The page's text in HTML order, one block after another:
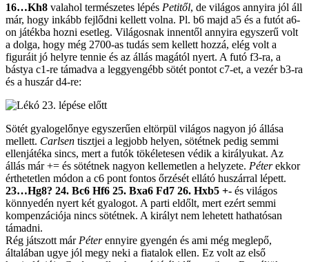
16…Kh8 valahol természetes lépés Petitől, de világos annyira jól áll
már, hogy inkább fejlődni kellett volna. Pl. b6 majd a5 és a futót a6-
on játékba hozni esetleg. Világosnak innentől annyira egyszerű volt
a dolga, hogy még 2700-as tudás sem kellett hozzá, elég volt a
figuráit jó helyre tennie és az állás magától nyert. A futó f3-ra, a
bástya c1-re támadva a leggyengébb sötét pontot c7-et, a vezér b3-ra
és a huszár d4-re:
Sötét gyalogelőnye egyszerűen eltörpül világos nagyon jó állása
mellett. Carlsen tisztjei a legjobb helyen, sötétnek pedig semmi
ellenjátéka sincs, mert a futók tökéletesen védik a királyukat. Az
állás már += és sötétnek nagyon kellemetlen a helyzete. Péterekkor
érthetetlen módon a c6 pont fontos őrzését ellátó huszárral lépett.
23…Hg8? 24. Bc6 Hf6 25. Bxa6 Fd7 26. Hxb5 +- és világos
könnyedén nyert két gyalogot. A parti eldőlt, mert ezért semmi
kompenzációja nincs sötétnek. A királyt nem lehetett hathatósan
támadni.
Rég játszott már Péterennyire gyengén és ami még meglepő,
általában ugye jól megy neki a fiatalok ellen. Ez volt az első